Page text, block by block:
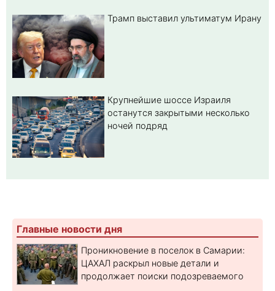
Трамп выставил ультиматум Ирану
Крупнейшие шоссе Израиля
останутся закрытыми несколько
ночей подряд
Главные новости дня
Проникновение в поселок в Самарии:
ЦАХАЛ раскрыл новые детали и
продолжает поиски подозреваемого